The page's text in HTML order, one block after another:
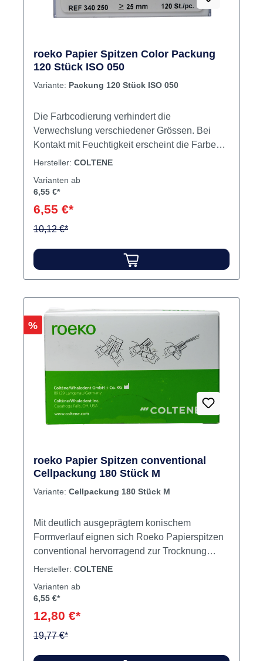
roeko Papier Spitzen Color Packung
120 Stück ISO 050
Variante: Packung 120 Stück ISO 050
Die Farbcodierung verhindert die
Verwechslung verschiedener Grössen. Bei
Kontakt mit Feuchtigkeit erscheint die Farbe
der Papierspitze intensiver - eine optimale
Natriumhypochlorit oder Wasserstoffperoxid
mit pharmazeutisch und lebensmittelrechtlich
zugelassenen Farben ≥ 25mm Inhalt 120
Hersteller: COLTENE
Varianten ab
6,55 €*
6,55 €*
10,12 €*
Rabatt
%
roeko Papier Spitzen conventional
Cellpackung 180 Stück M
Variante: Cellpackung 180 Stück M
Mit deutlich ausgeprägtem konischem
Formverlauf eignen sich Roeko Papierspitzen
conventional hervorragend zur Trocknung
konventionell aufbereiteter
Hersteller: COLTENE
Varianten ab
6,55 €*
12,80 €*
19,77 €*